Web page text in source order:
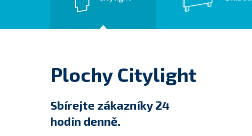
Plochy Citylight
Sbírejte zákazníky 24
hodin denně.